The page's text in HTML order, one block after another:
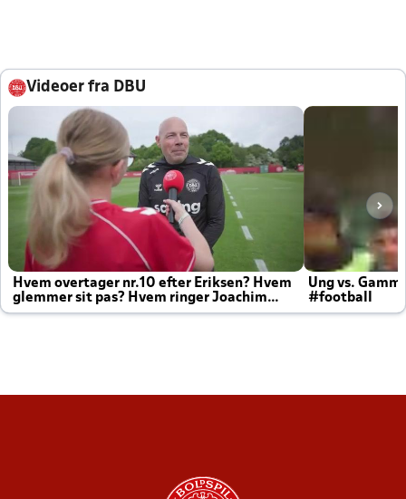
Videoer fra DBU
Hvem overtager nr.10 efter Eriksen? Hvem
glemmer sit pas? Hvem ringer Joachim
altid til efter kampe?
Ung vs.
#football